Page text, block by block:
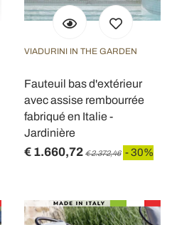
VIADURINI IN THE GARDEN
Fauteuil bas d'extérieur
avec assise rembourrée
fabriqué en Italie -
Jardinière
€ 1.660,72 € 2.372,46 - 30%